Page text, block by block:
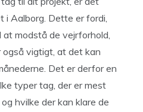
i Aalborg. Dette er fordi,
modstå de vejrforhold,
også vigtigt, at det kan
Det er derfor en
typer tag, der er mest
hvilke der kan klare de